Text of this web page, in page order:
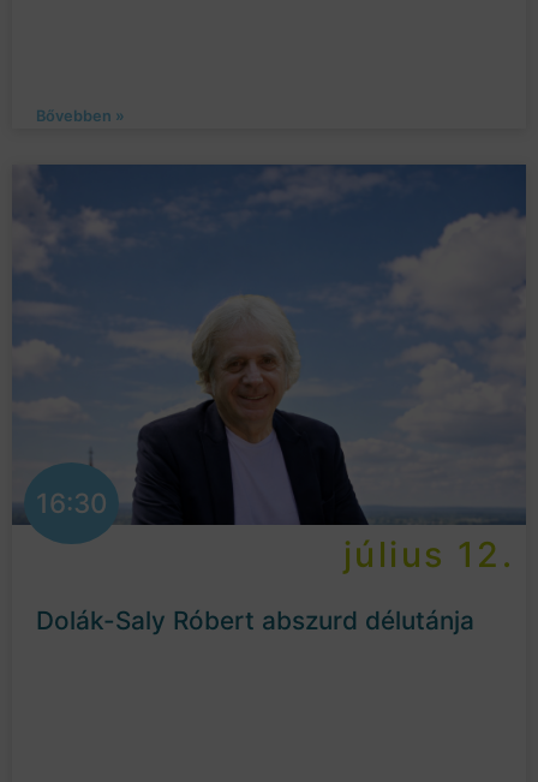
Bővebben »
16:30
július 12.
Dolák-Saly Róbert abszurd délutánja